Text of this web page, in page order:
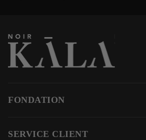
FONDATION
SERVICE CLIENT